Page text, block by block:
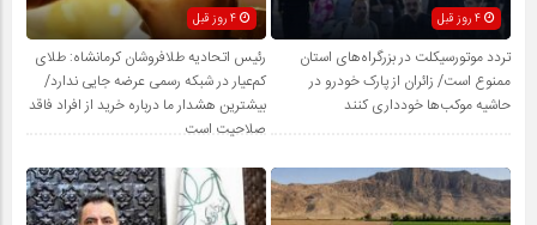
4 روز قبل
تردد موتورسیکلت در بزرگراه‌های استان
ممنوع است/ زائران از پارک خودرو در
حاشیه موکب‌ها خودداری کنند
رئیس اتحادیه طلافروشان کرمانشاه: طلای
کم‌عیار در شبکه رسمی عرضه جایی ندارد/
بیشترین هشدار ما درباره خرید از افراد فاقد
صلاحیت است